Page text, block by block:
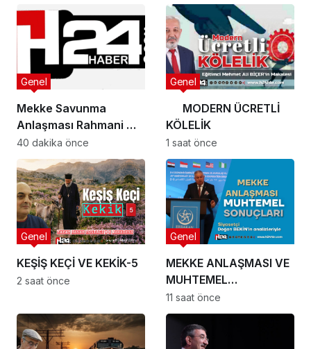
Mekke Savunma
Anlaşması Rahmani mi,
Şeytani mi?
Genel
40 dakika önce
MODERN ÜCRETLİ
KÖLELİK
Genel
1 saat önce
KEŞİŞ KEÇİ VE KEKİK-5
Genel
2 saat önce
MEKKE ANLAŞMASI VE
MUHTEMEL
SONUÇLARI
Genel
11 saat önce